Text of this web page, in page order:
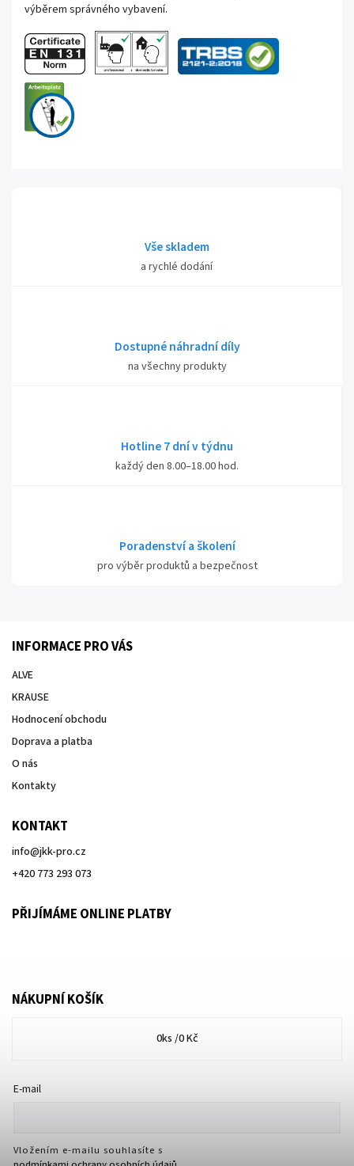
výběrem správného vybavení.
Vše skladem
a rychlé dodání
Dostupné náhradní díly
na všechny produkty
Hotline 7 dní v týdnu
každý den 8.00–18.00 hod.
Poradenství a školení
pro výběr produktů a bezpečnost
INFORMACE PRO VÁS
ALVE
KRAUSE
Hodnocení obchodu
Doprava a platba
O nás
Kontakty
KONTAKT
info@jkk-pro.cz
+420 773 293 073
PŘIJÍMÁME ONLINE PLATBY
NÁKUPNÍ KOŠÍK
0ks /0 Kč
E-mail
Vložením e-mailu souhlasíte s